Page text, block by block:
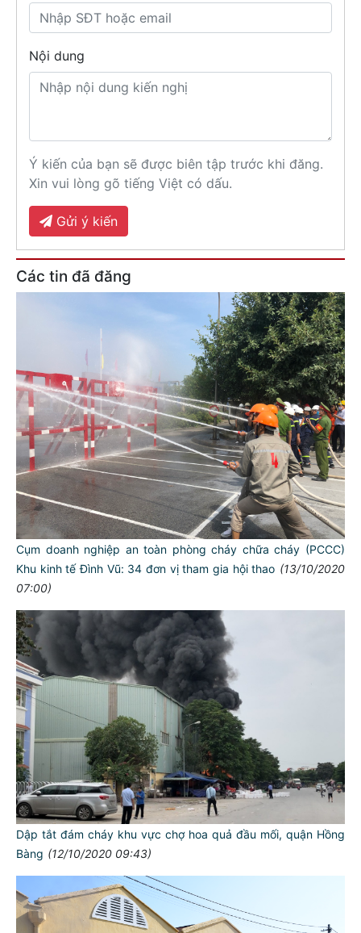
Nội dung
Ý kiến của bạn sẽ được biên tập trước khi đăng.
Xin vui lòng gõ tiếng Việt có dấu.
Gửi ý kiến
Các tin đã đăng
Cụm doanh nghiệp an toàn phòng cháy chữa cháy (PCCC)
Khu kinh tế Đình Vũ: 34 đơn vị tham gia hội thao (13/10/2020
07:00)
Dập tắt đám cháy khu vực chợ hoa quả đầu mối, quận Hồng
Bàng (12/10/2020 09:43)